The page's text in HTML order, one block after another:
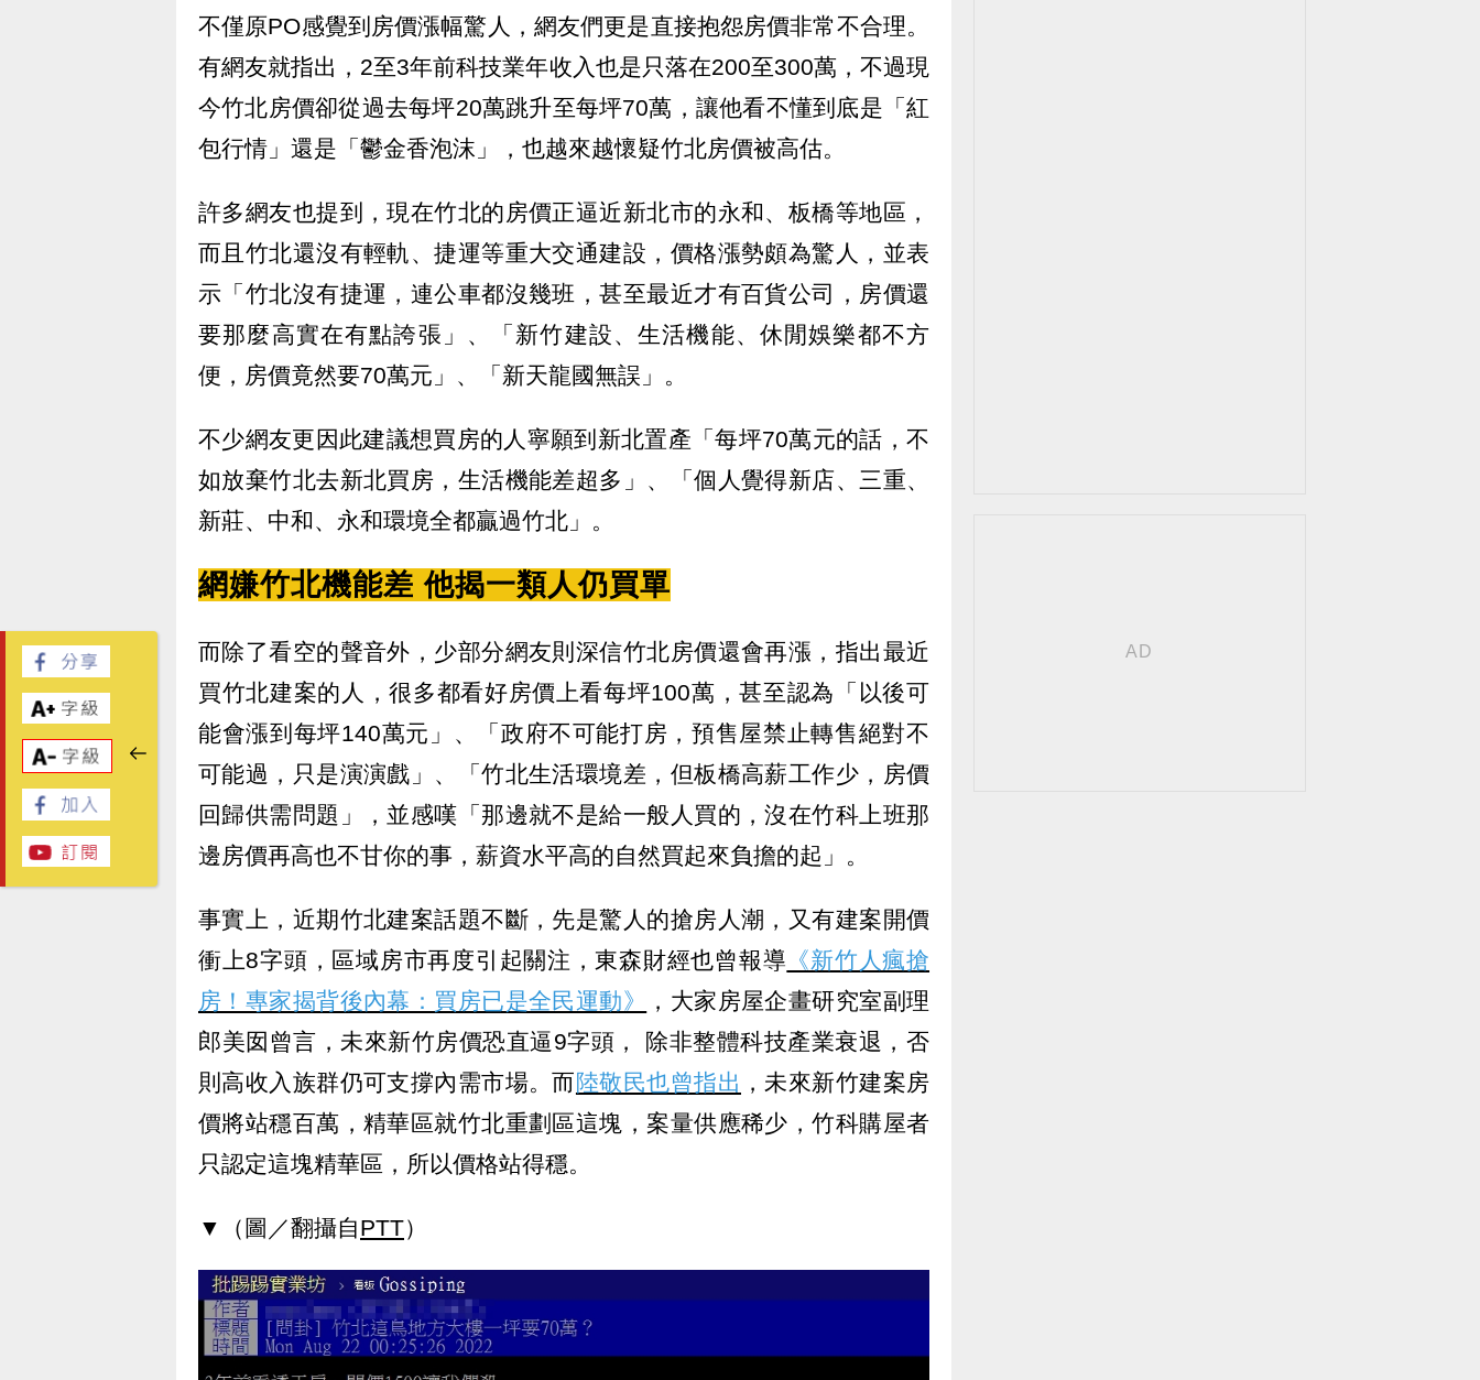
不僅原PO感覺到房價漲幅驚人，網友們更是直接抱怨房價非常不合理。
有網友就指出，2至3年前科技業年收入也是只落在200至300萬，不過現
今竹北房價卻從過去每坪20萬跳升至每坪70萬，讓他看不懂到底是「紅
包行情」還是「鬱金香泡沫」，也越來越懷疑竹北房價被高估。
許多網友也提到，現在竹北的房價正逼近新北市的永和、板橋等地區，
而且竹北還沒有輕軌、捷運等重大交通建設，價格漲勢頗為驚人，並表
示「竹北沒有捷運，連公車都沒幾班，甚至最近才有百貨公司，房價還
要那麼高實在有點誇張」、「新竹建設、生活機能、休閒娛樂都不方
便，房價竟然要70萬元」、「新天龍國無誤」。
不少網友更因此建議想買房的人寧願到新北置產「每坪70萬元的話，不
如放棄竹北去新北買房，生活機能差超多」、「個人覺得新店、三重、
新莊、中和、永和環境全都贏過竹北」。
網嫌竹北機能差 他揭一類人仍買單
而除了看空的聲音外，少部分網友則深信竹北房價還會再漲，指出最近
買竹北建案的人，很多都看好房價上看每坪100萬，甚至認為「以後可
能會漲到每坪140萬元」、「政府不可能打房，預售屋禁止轉售絕對不
可能過，只是演演戲」、「竹北生活環境差，但板橋高薪工作少，房價
回歸供需問題」，並感嘆「那邊就不是給一般人買的，沒在竹科上班那
邊房價再高也不甘你的事，薪資水平高的自然買起來負擔的起」。
事實上，近期竹北建案話題不斷，先是驚人的搶房人潮，又有建案開價
衝上8字頭，區域房市再度引起關注，東森財經也曾報導 《新竹人瘋搶
房！專家揭背後內幕：買房已是全民運動》
，大家房屋企畫研究室副理
郎美囡曾言，未來新竹房價恐直逼9字頭， 除非整體科技產業衰退，否
則高收入族群仍可支撐內需市場。而陸敬民也曾指出 ，未來新竹建案房
價將站穩百萬，精華區就竹北重劃區這塊，案量供應稀少，竹科購屋者
只認定這塊精華區，所以價格站得穩。
▼（圖／翻攝自PTT）